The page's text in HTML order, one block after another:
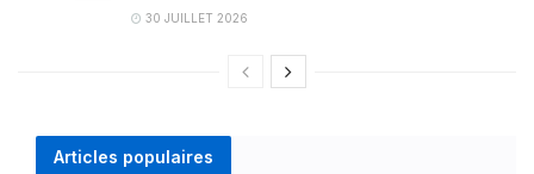
30 JUILLET 2026
Articles populaires